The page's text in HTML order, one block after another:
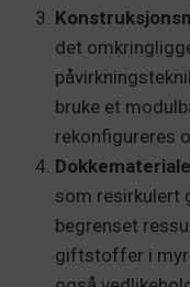
det
bruke et
rekonfigureres
som resirkulert
begrenset
giftstoffer i